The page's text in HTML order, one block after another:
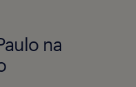
na